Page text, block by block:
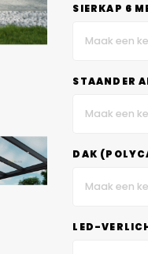
SIERKAP 6
Maak een
STAANDER
Maak een
DAK
Maak een
LED-